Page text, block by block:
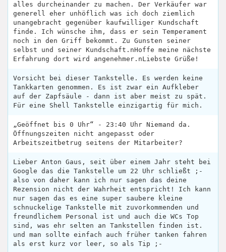
alles durcheinander zu machen. Der Verkäufer war
generell eher unhöflich was ich doch ziemlich
unangebracht gegenüber kaufwilliger Kundschaft
finde. Ich wünsche ihm, dass er sein Temperament
noch in den Griff bekommt. Zu Gunsten seiner
selbst und seiner Kundschaft.nHoffe meine nächste
Erfahrung dort wird angenehmer.nLiebste Grüße!
Vorsicht bei dieser Tankstelle. Es werden keine
Tankkarten genommen. Es ist zwar ein Aufkleber
auf der Zapfsäule - dann ist aber meist zu spät.
Für eine Shell Tankstelle einzigartig für mich.
„Geöffnet bis 0 Uhr“ - 23:40 Uhr Niemand da.
Öffnungszeiten nicht angepasst oder
Arbeitszeitbetrug seitens der Mitarbeiter?
Lieber Anton Gaus, seit über einem Jahr steht bei
Google das die Tankstelle um 22 Uhr schließt ;-
also von daher kann ich nur sagen das deine
Rezension nicht der Wahrheit entspricht! Ich kann
nur sagen das es eine super saubere kleine
schnuckelige Tankstelle mit zuvorkommenden und
freundlichem Personal ist und auch die WCs Top
sind, was ehr selten an Tankstellen finden ist.
und man sollte einfach auch früher tanken fahren
als erst kurz vor leer, so als Tip ;-